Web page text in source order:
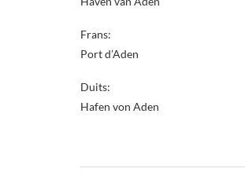
Frans:
Port d’Aden
Duits:
Hafen von Aden